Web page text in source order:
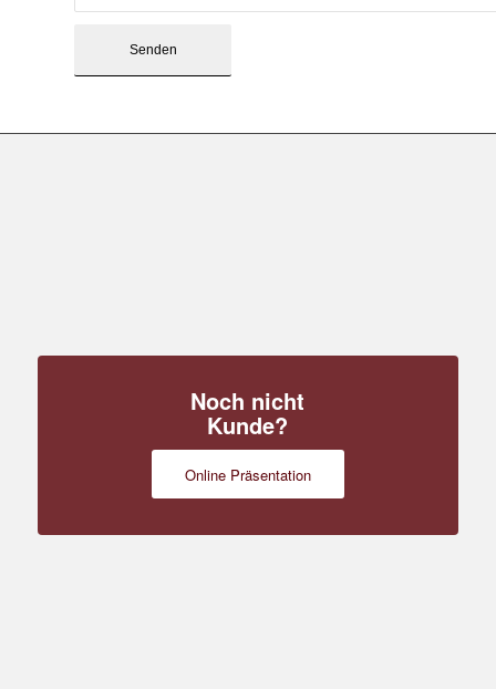
Noch nicht
Kunde?
Online Präsentation